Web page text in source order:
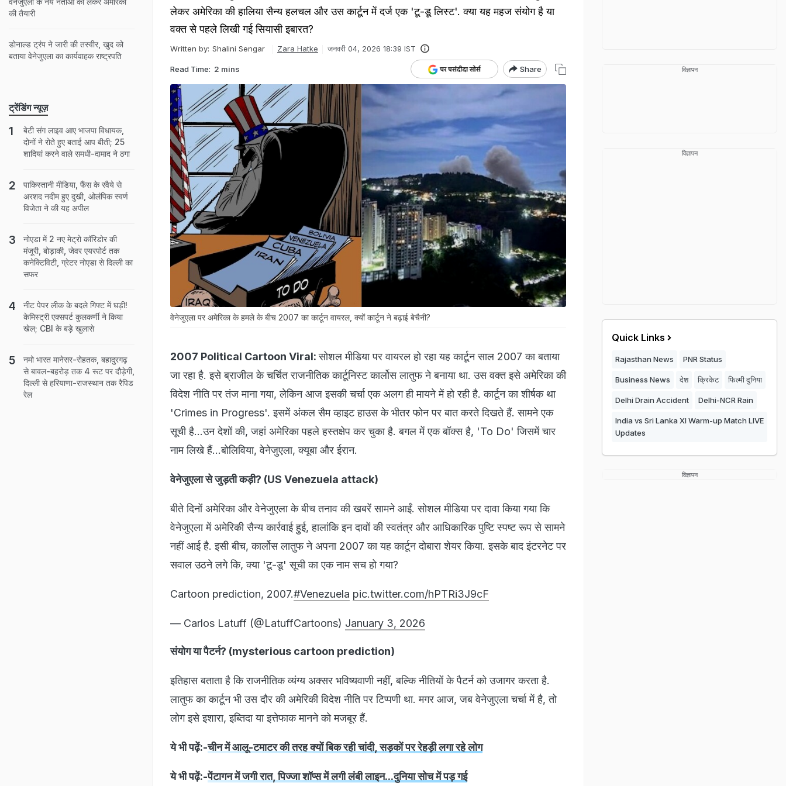
लेकर अमेरिका की हालिया सैन्य हलचल और उस कार्टून में दर्ज एक 'टू-डू लिस्ट'. क्या यह महज संयोग है या
वक्त से पहले लिखी गई सियासी इबारत?
Written by: Shalini Sengar Zara Hatke जनवरी 04, 2026 18:39 IST
Read Time: 2 mins Share
वेनेजुएला पर अमेरिका के हमले के बीच 2007 का कार्टून वायरल, क्यों कार्टून ने बढ़ाई बेचैनी?
2007 Political Cartoon Viral:सोशल मीडिया पर वायरल हो रहा यह कार्टून साल 2007 का बताया
जा रहा है. इसे ब्राजील के चर्चित राजनीतिक कार्टूनिस्ट कार्लोस लातुफ ने बनाया था. उस वक्त इसे अमेरिका की
विदेश नीति पर तंज माना गया, लेकिन आज इसकी चर्चा एक अलग ही मायने में हो रही है. कार्टून का शीर्षक था
'Crimes in Progress'. इसमें अंकल सैम व्हाइट हाउस के भीतर फोन पर बात करते दिखते हैं. सामने एक
सूची है...उन देशों की, जहां अमेरिका पहले हस्तक्षेप कर चुका है. बगल में एक बॉक्स है, 'To Do' जिसमें चार
नाम लिखे हैं...बोलिविया, वेनेजुएला, क्यूबा और ईरान.
वेनेजुएला से जुड़ती कड़ी? (US Venezuela attack)
बीते दिनों अमेरिका और वेनेजुएला के बीच तनाव की खबरें सामने आईं. सोशल मीडिया पर दावा किया गया कि
वेनेजुएला में अमेरिकी सैन्य कार्रवाई हुई, हालांकि इन दावों की स्वतंत्र और आधिकारिक पुष्टि स्पष्ट रूप से सामने
नहीं आई है. इसी बीच, कार्लोस लातुफ ने अपना 2007 का यह कार्टून दोबारा शेयर किया. इसके बाद इंटरनेट पर
सवाल उठने लगे कि, क्या 'टू-डू' सूची का एक नाम सच हो गया?
Cartoon prediction, 2007.#Venezuela pic.twitter.com/hPTRi3J9cF
— Carlos Latuff (@LatuffCartoons) January 3, 2026
संयोग या पैटर्न? (mysterious cartoon prediction)
इतिहास बताता है कि राजनीतिक व्यंग्य अक्सर भविष्यवाणी नहीं, बल्कि नीतियों के पैटर्न को उजागर करता है.
लातुफ का कार्टून भी उस दौर की अमेरिकी विदेश नीति पर टिप्पणी था. मगर आज, जब वेनेजुएला चर्चा में है, तो
लोग इसे इशारा, इब्तिदा या इत्तेफाक मानने को मजबूर हैं.
ये भी पढ़ें:-चीन में आलू-टमाटर की तरह क्यों बिक रही चांदी, सड़कों पर रेहड़ी लगा रहे लोग
ये भी पढ़ें:-पेंटागन में जगी रात, पिज्जा शॉप्स में लगी लंबी लाइन...दुनिया सोच में पड़ गई
की तैयारी
डोनाल्ड ट्रंप ने जारी की तस्वीर, खुद को
बताया वेनेजुएला का कार्यवाहक राष्ट्रपति
ट्रेंडिंग न्यूज़
बेटी संग लाइव आए भाजपा विधायक,
दोनों ने रोते हुए बताई आप बीती; 25
शादियां करने वाले समधी-दामाद ने ठगा
पाकिस्तानी मीडिया, फैंस के रवैये से
अरशद नदीम हुए दुखी, ओलंपिक स्वर्ण
विजेता ने की यह अपील
नोएडा में 2 नए मेट्रो कॉरिडोर की
मंजूरी, बोड़ाकी, जेवर एयरपोर्ट तक
कनेक्टिविटी, ग्रेटर नोएडा से दिल्ली का
सफर
नीट पेपर लीक के बदले गिफ्ट में घड़ी!
केमिस्ट्री एक्सपर्ट कुलकर्णी ने किया
खेल; CBI के बड़े खुलासे
नमो भारत मानेसर-रोहतक, बहादुरगढ़
से बावल-बहरोड़ तक 4 रूट पर दौड़ेगी,
दिल्ली से हरियाणा-राजस्थान तक रैपिड
रेल
विज्ञापन
विज्ञापन
Quick Links
Rajasthan News PNR Status
Business News देश क्रिकेट फिल्मी दुनिया
Delhi Drain Accident Delhi-NCR Rain
India vs Sri Lanka XI Warm-up Match LIVE
Updates
विज्ञापन